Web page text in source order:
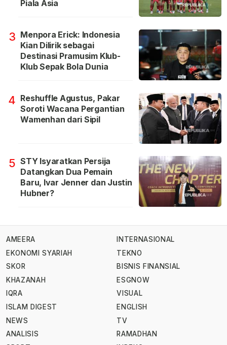
Piala Asia
3 Menpora Erick: Indonesia
Kian Dilirik sebagai
Destinasi Pramusim Klub-
Klub Sepak Bola Dunia
4 Reshuffle Agustus, Pakar
Soroti Wacana Pergantian
Wamenhan dari Sipil
5 STY Isyaratkan Persija
Datangkan Dua Pemain
Baru, Ivar Jenner dan Justin
Hubner?
AMEERA
EKONOMI SYARIAH
SKOR
KHAZANAH
IQRA
ISLAM DIGEST
NEWS
ANALISIS
INTERNASIONAL
TEKNO
BISNIS FINANSIAL
ESGNOW
VISUAL
ENGLISH
TV
RAMADHAN